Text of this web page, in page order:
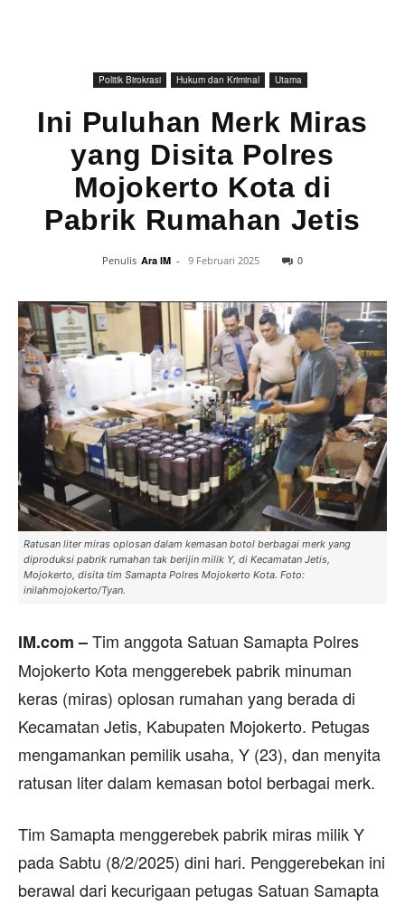
Politik Birokrasi Hukum dan Kriminal Utama
Ini Puluhan Merk Miras
yang Disita Polres
Mojokerto Kota di
Pabrik Rumahan Jetis
Penulis Ara IM - 9 Februari 2025 0
Ratusan liter miras oplosan dalam kemasan botol berbagai merk yang
diproduksi pabrik rumahan tak berijin milik Y, di Kecamatan Jetis,
Mojokerto, disita tim Samapta Polres Mojokerto Kota. Foto:
inilahmojokerto/Tyan.
IM.com –Tim anggota Satuan Samapta Polres
Mojokerto Kota menggerebek pabrik minuman
keras (miras) oplosan rumahan yang berada di
Kecamatan Jetis, Kabupaten Mojokerto. Petugas
mengamankan pemilik usaha, Y (23), dan menyita
ratusan liter dalam kemasan botol berbagai merk.
Tim Samapta menggerebek pabrik miras milik Y
pada Sabtu (8/2/2025) dini hari. Penggerebekan ini
berawal dari kecurigaan petugas Satuan Samapta